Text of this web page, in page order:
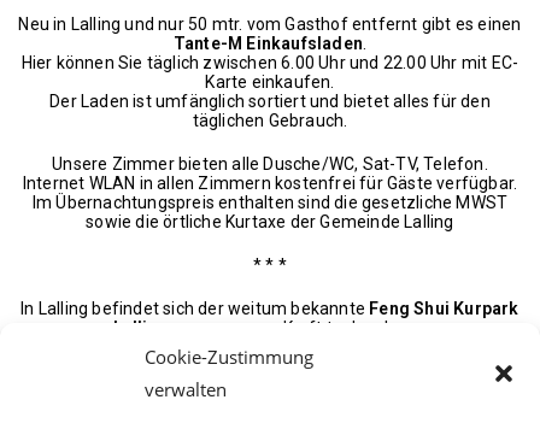
Cookie-Zustimmung
verwalten
Neu in Lalling und nur 50 mtr. vom Gasthof entfernt gibt es einen
Tante-M Einkaufsladen
Hier können Sie täglich zwischen 6.00 Uhr und 22.00 Uhr mit EC-
Karte einkaufen.
Der Laden ist umfänglich sortiert und bietet alles für den
täglichen Gebrauch.
Unsere Zimmer bieten alle Dusche/WC, Sat-TV, Telefon.
Internet WLAN in allen Zimmern kostenfrei für Gäste verfügbar.
Im Übernachtungspreis enthalten sind die gesetzliche MWST
sowie die örtliche Kurtaxe der Gemeinde Lalling
* * *
In Lalling befindet sich der weitum bekannte Feng Shui Kurpark
Lalling
wo man neue Kraft tanken kann.
Dazu gehört ein kleiner Badesee, für kostenloses Badevergnügen
inmitten der herrlichen Landschaft
Gespeist wird dieser Badesee mit naturreinem Quellwasser